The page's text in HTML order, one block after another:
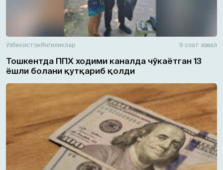
ЎзбекистонЯнгиликлар 9 соат аввал
Тошкентда ППХ ходими каналда чўкаётган 13
ёшли болани қутқариб қолди